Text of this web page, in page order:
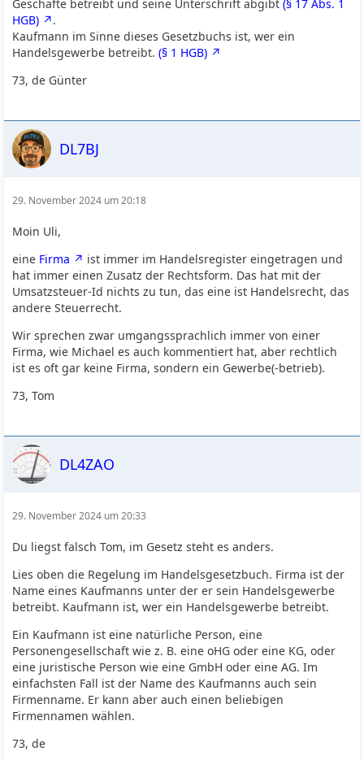
Geschäfte betreibt und seine Unterschrift abgibt(§ 17 Abs. 1
HGB)
.
Kaufmann im Sinne dieses Gesetzbuchs ist, wer ein
Handelsgewerbe betreibt.(§ 1 HGB)
73, de Günter
DL7BJ
29. November 2024 um 20:18
Moin Uli,
eine Firma
ist immer im Handelsregister eingetragen und
hat immer einen Zusatz der Rechtsform. Das hat mit der
Umsatzsteuer-Id nichts zu tun, das eine ist Handelsrecht, das
andere Steuerrecht.
Wir sprechen zwar umgangssprachlich immer von einer
Firma, wie Michael es auch kommentiert hat, aber rechtlich
ist es oft gar keine Firma, sondern ein Gewerbe(-betrieb).
73, Tom
DL4ZAO
29. November 2024 um 20:33
Du liegst falsch Tom, im Gesetz steht es anders.
Lies oben die Regelung im Handelsgesetzbuch. Firma ist der
Name eines Kaufmanns unter der er sein Handelsgewerbe
betreibt. Kaufmann ist, wer ein Handelsgewerbe betreibt.
Ein Kaufmann ist eine natürliche Person, eine
Personengesellschaft wie z. B. eine oHG oder eine KG, oder
eine juristische Person wie eine GmbH oder eine AG. Im
einfachsten Fall ist der Name des Kaufmanns auch sein
Firmenname. Er kann aber auch einen beliebigen
Firmennamen wählen.
73, de